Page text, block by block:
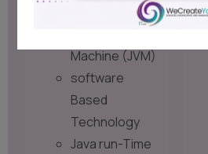
Machine (JVM)
software
Based
Technology
Java run-Time